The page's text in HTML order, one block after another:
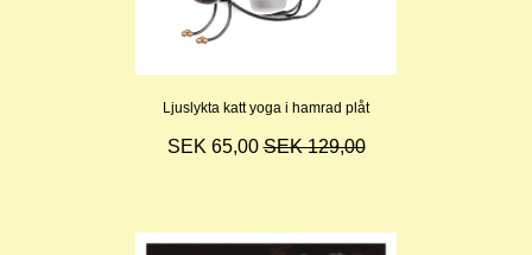
Ljuslykta katt yoga i hamrad plåt
SEK 65,00SEK 129,00